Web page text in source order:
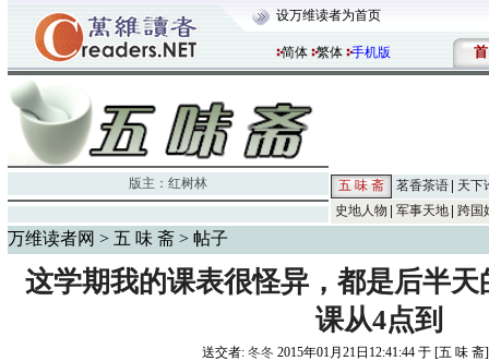
设万维读者为首页
简体 繁体 手机版 首
版主： 红树林 五 味 斋 茗香茶语
天下
史地人物
军事天地 跨国
万维读者网 > 五 味 斋 > 帖子
这学期我的课表很怪异，都是后半
课从4点到
送交者: 冬冬 2015年01月21日12:41:44 于 [五 味